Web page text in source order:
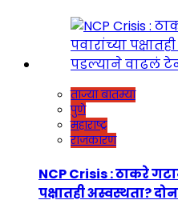
ताज्या बातम्या
पुणे
महाराष्ट्र
राजकारण
NCP Crisis : ठाकरे
पक्षातही अस्वस्थता?